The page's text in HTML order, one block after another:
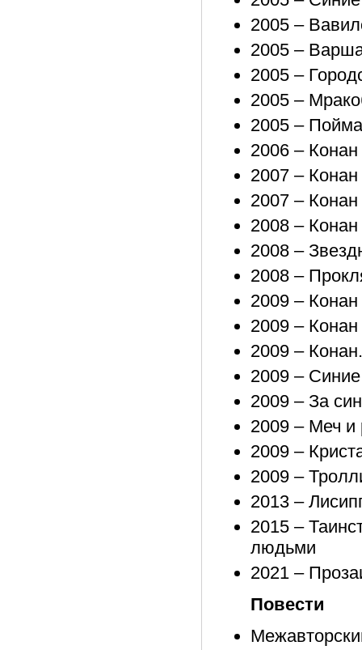
2005 –
2005 –
2005 –
2005 –
2005 –
2006 –
2007 –
2007 – Конан
2008 –
2008 –
2008 –
2009 –
2009 –
2009 –
2009 –
2009 – За
2009 – Меч и
2009 –
2009 –
2013 –
2015 –
людьми
2021 –
Повести